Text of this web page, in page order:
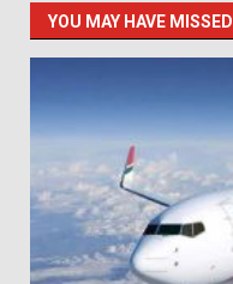
YOU MAY HAVE MISSED